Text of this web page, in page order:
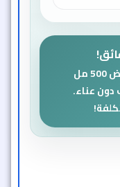
اطلب الآن رول دهان الحوائط الأبيض 500 مل
دون عناء.